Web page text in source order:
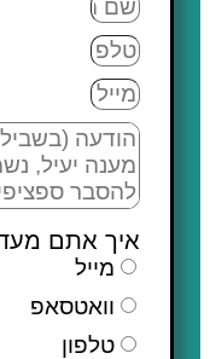
איך אתם
מייל
וואטסאפ
טלפון